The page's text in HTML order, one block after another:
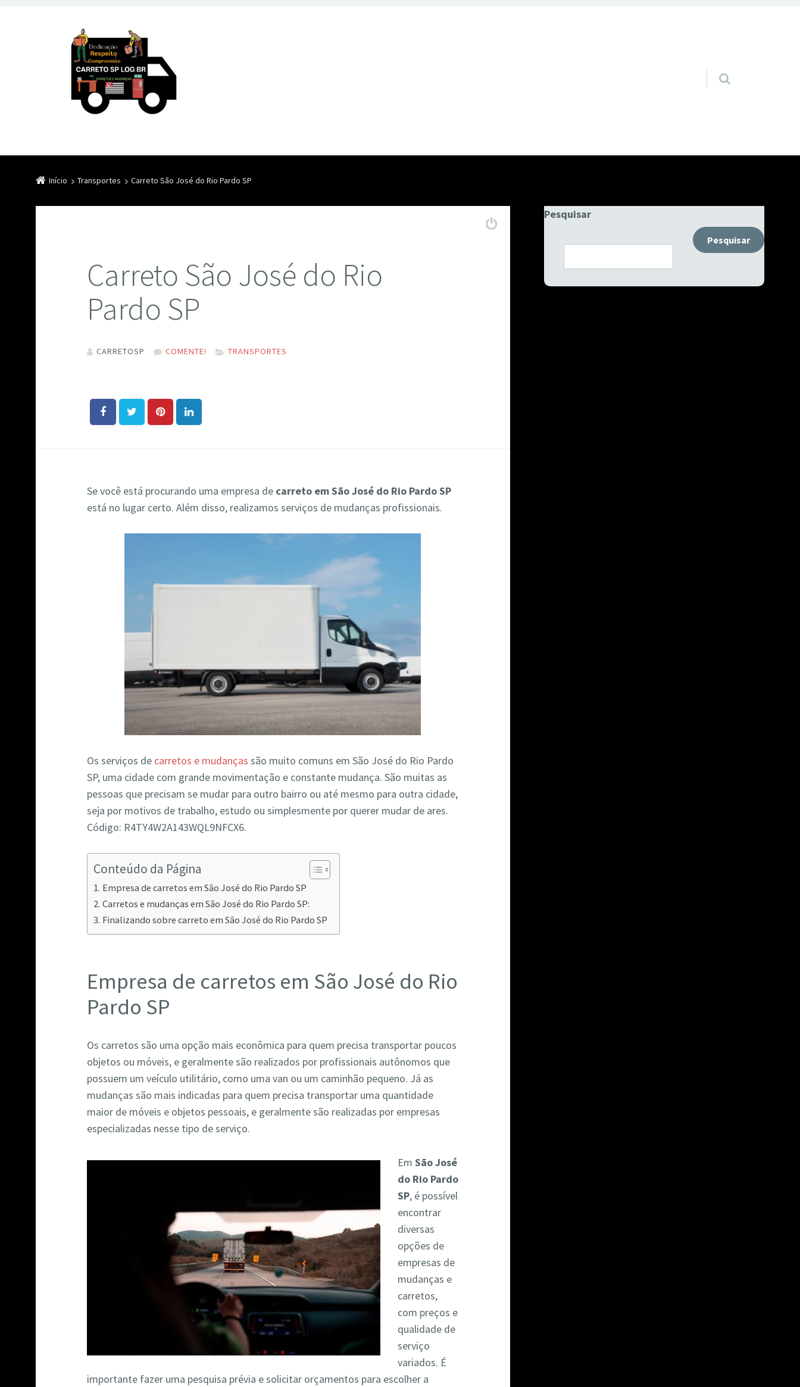
Pular para o conteúdo
Início Transportes Carreto São José do Rio Pardo SP
Carreto São José do Rio
Pardo SP
CARRETOSP COMENTE! TRANSPORTES
Se você está procurando uma empresa de carreto em São José do Rio Pardo SP
está no lugar certo. Além disso, realizamos serviços de mudanças profissionais.
Os serviços de carretos e mudanças são muito comuns em São José do Rio Pardo
SP, uma cidade com grande movimentação e constante mudança. São muitas as
pessoas que precisam se mudar para outro bairro ou até mesmo para outra cidade,
seja por motivos de trabalho, estudo ou simplesmente por querer mudar de ares.
Código: R4TY4W2A143WQL9NFCX6.
Conteúdo da Página
Empresa de carretos em São José do Rio Pardo SP
Carretos e mudanças em São José do Rio Pardo SP:
Finalizando sobre carreto em São José do Rio Pardo SP
Empresa de carretos em São José do Rio
Pardo SP
Os carretos são uma opção mais econômica para quem precisa transportar poucos
objetos ou móveis, e geralmente são realizados por profissionais autônomos que
possuem um veículo utilitário, como uma van ou um caminhão pequeno. Já as
mudanças são mais indicadas para quem precisa transportar uma quantidade
maior de móveis e objetos pessoais, e geralmente são realizadas por empresas
especializadas nesse tipo de serviço.
EmSão José
do Rio Pardo
SP, é possível
encontrar
diversas
opções de
empresas de
mudanças e
carretos,
com preços e
qualidade de
serviço
variados. É
importante fazer uma pesquisa prévia e solicitar orçamentos para escolher a
Pesquisar
Pesquisar